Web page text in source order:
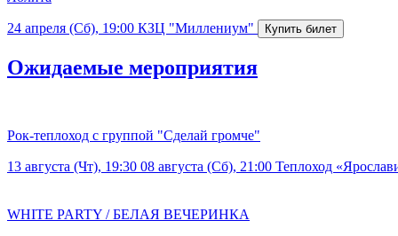
24 апреля (Сб), 19:00 КЗЦ "Миллениум"
Ожидаемые мероприятия
Рок-теплоход с группой "Сделай громче"
13 августа (Чт), 19:30 08 августа (Сб), 21:00 Теплоход
WHITE PARTY / БЕЛАЯ ВЕЧЕРИНКА